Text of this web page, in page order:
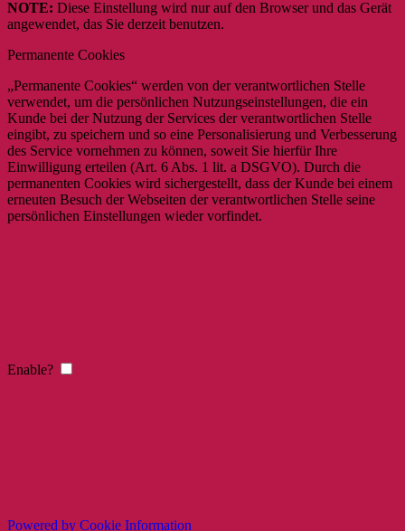
NOTE: Diese Einstellung wird nur auf den Browser und das Gerät
angewendet, das Sie derzeit benutzen.
Permanente Cookies
„Permanente Cookies“ werden von der verantwortlichen Stelle
verwendet, um die persönlichen Nutzungseinstellungen, die ein
Kunde bei der Nutzung der Services der verantwortlichen Stelle
eingibt, zu speichern und so eine Personalisierung und Verbesserung
des Service vornehmen zu können, soweit Sie hierfür Ihre
Einwilligung erteilen (Art. 6 Abs. 1 lit. a DSGVO). Durch die
permanenten Cookies wird sichergestellt, dass der Kunde bei einem
erneuten Besuch der Webseiten der verantwortlichen Stelle seine
persönlichen Einstellungen wieder vorfindet.
Enable?
Powered by Cookie Information